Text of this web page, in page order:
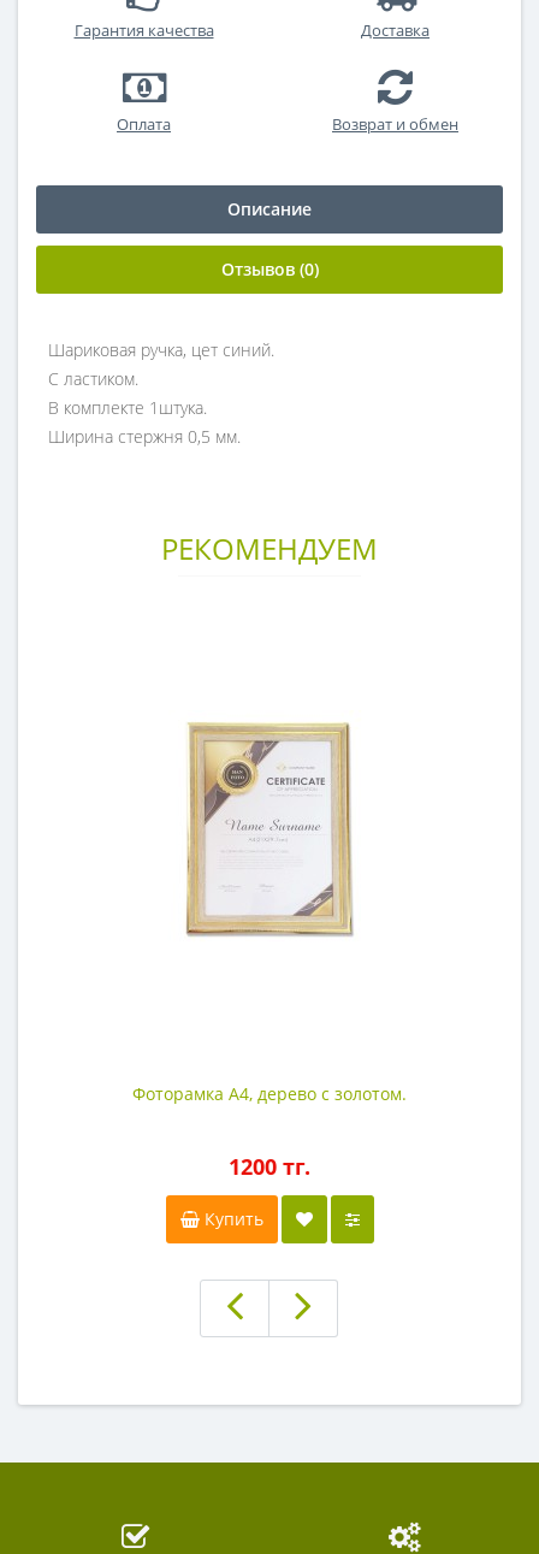
Гарантия качества Доставка
Оплата Возврат и обмен
Описание
Отзывов (0)
Шариковая ручка, цет синий.
С ластиком.
В комплекте 1штука.
Ширина стержня 0,5 мм.
РЕКОМЕНДУЕМ
Фоторамка А4, дерево с золотом.
1200 тг.
Купить